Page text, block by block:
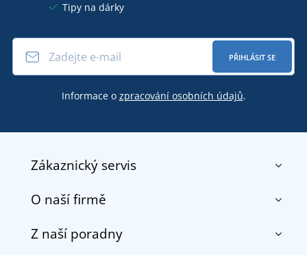
Tipy na dárky
PŘIHLÁSIT SE
Informace o zpracování osobních údajů.
Zákaznický servis
Kontakt
Doprava a platba
O naší firmě
O nás
Z naší poradny